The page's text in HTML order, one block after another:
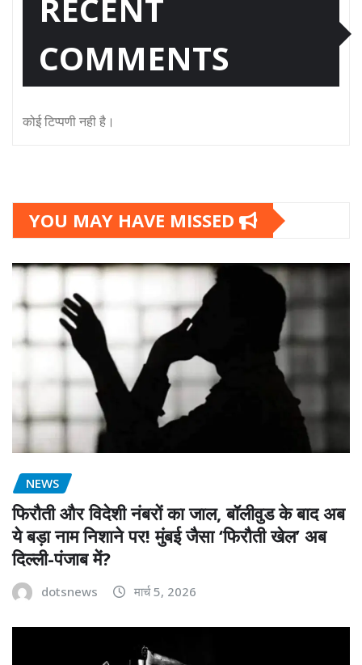
RECENT
COMMENTS
कोई टिप्पणी नही है।
YOU MAY HAVE MISSED
NEWS
फिरौती और विदेशी नंबरों का जाल, बॉलीवुड के बाद अब
ये बड़ा नाम निशाने पर! मुंबई जैसा ‘फिरौती खेल’ अब
दिल्ली-पंजाब में?
dotsnews मार्च 5, 2026